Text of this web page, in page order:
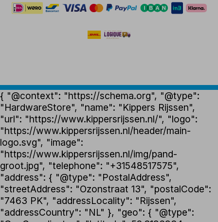
{ "@context": "https://schema.org", "@type":
"HardwareStore", "name": "Kippers Rijssen",
"url": "https://www.kippersrijssen.nl/", "logo":
"https://www.kippersrijssen.nl/header/main-
logo.svg", "image":
"https://www.kippersrijssen.nl/img/pand-
groot.jpg", "telephone": "+31548517575",
"address": { "@type": "PostalAddress",
"streetAddress": "Ozonstraat 13", "postalCode":
"7463 PK", "addressLocality": "Rijssen",
"addressCountry": "NL" }, "geo": { "@type":